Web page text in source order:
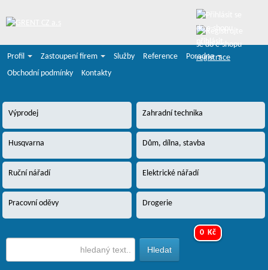
registrace
Profil
Zastoupení firem Služby Reference
Poradna
Obchodní podmínky
Kontakty
Výprodej Zahradní technika
Husqvarna Dům, dílna, stavba
Ruční nářadí Elektrické nářadí
Pracovní oděvy Drogerie
0 Kč